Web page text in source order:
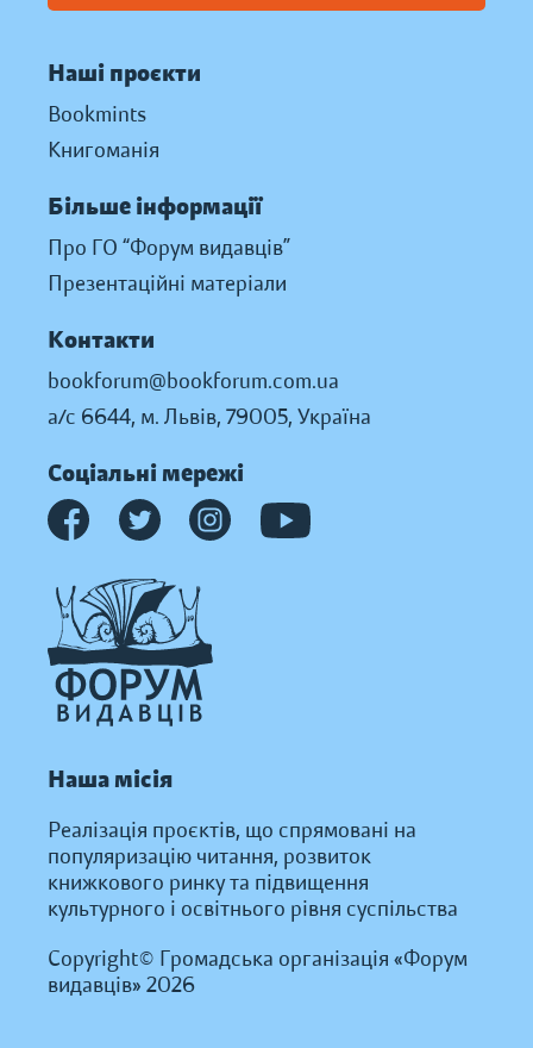
Наші проєкти
Bookmints
Книгоманія
Більше інформації
Про ГО “Форум видавців”
Презентаційні матеріали
Контакти
bookforum@bookforum.com.ua
а/с 6644, м. Львів, 79005, Україна
Соціальні мережі
Наша місія
Реалізація проєктів, що спрямовані на
популяризацію читання, розвиток
книжкового ринку та підвищення
культурного і освітнього рівня суспільства
Copyright© Громадська організація «Форум
видавців» 2026